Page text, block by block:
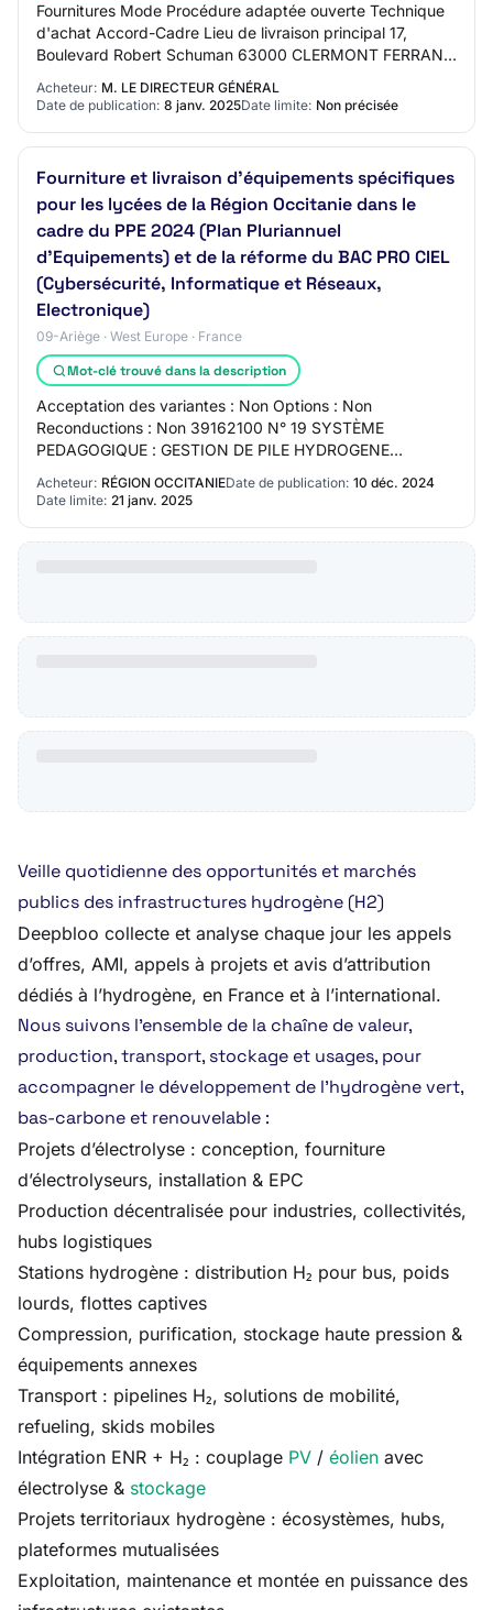
Fournitures Mode Procédure adaptée ouverte Technique
d'achat Accord-Cadre Lieu de livraison principal 17,
Boulevard Robert Schuman 63000 CLERMONT FERRAND
Durée 60 mois Forme Prestation divisée en lot…
Acheteur: M. LE DIRECTEUR GÉNÉRAL
Date de publication: 8 janv. 2025Date limite: Non précisée
Fourniture et livraison d'équipements spécifiques
pour les lycées de la Région Occitanie dans le
cadre du PPE 2024 (Plan Pluriannuel
d'Equipements) et de la réforme du BAC PRO CIEL
(Cybersécurité, Informatique et Réseaux,
Electronique)
09-Ariège · West Europe · France
Mot-clé trouvé dans la description
Acceptation des variantes : Non Options : Non
Reconductions : Non 39162100 N° 19 SYSTÈME
PEDAGOGIQUE : GESTION DE PILE HYDROGENE
Description : SYSTÈME PEDAGOGIQUE : GESTION DE
PILE HYDROGENE Durée du…
Acheteur: RÉGION OCCITANIEDate de publication: 10 déc. 2024
Date limite: 21 janv. 2025
Veille quotidienne des opportunités et marchés
publics des infrastructures hydrogène (H2)
Deepbloo collecte et analyse chaque jour les appels
d’offres, AMI, appels à projets et avis d’attribution
dédiés à l’hydrogène, en France et à l’international.
Nous suivons l’ensemble de la chaîne de valeur,
production, transport, stockage et usages, pour
accompagner le développement de l’hydrogène vert,
bas-carbone et renouvelable :
Projets d’électrolyse : conception, fourniture
d’électrolyseurs, installation & EPC
Production décentralisée pour industries, collectivités,
hubs logistiques
Stations hydrogène : distribution H₂ pour bus, poids
lourds, flottes captives
Compression, purification, stockage haute pression &
équipements annexes
Transport : pipelines H₂, solutions de mobilité,
refueling, skids mobiles
Intégration ENR + H₂ : couplage PV / éolien avec
électrolyse & stockage
Projets territoriaux hydrogène : écosystèmes, hubs,
plateformes mutualisées
Exploitation, maintenance et montée en puissance des